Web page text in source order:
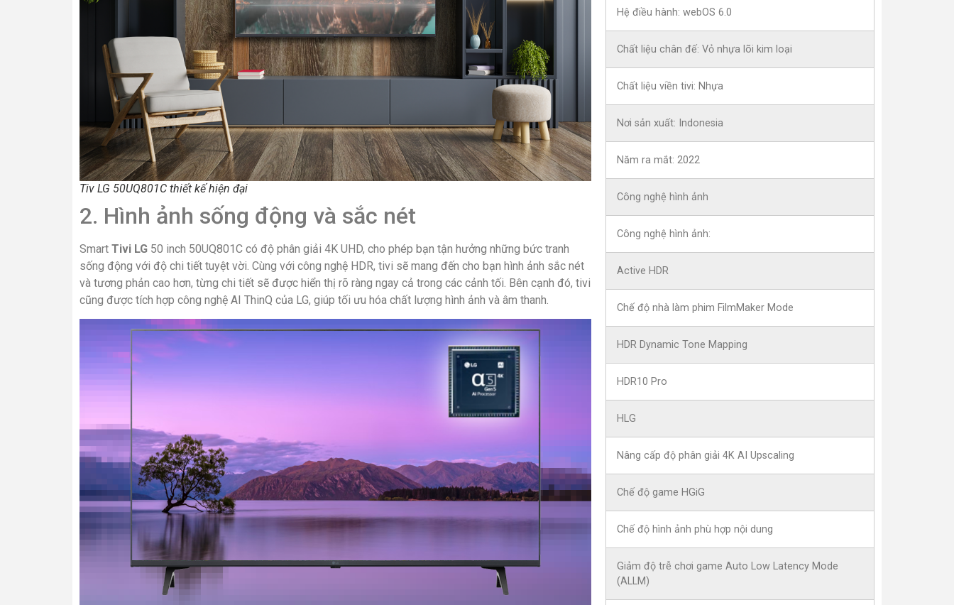
Tiv LG 50UQ801C thiết kế hiện đại
2. Hình ảnh sống động và sắc nét
Smart Tivi LG 50 inch 50UQ801C có độ phân giải 4K UHD, cho phép bạn tận hưởng những bức tranh
sống động với độ chi tiết tuyệt vời. Cùng với công nghệ HDR, tivi sẽ mang đến cho bạn hình ảnh sắc nét
và tương phản cao hơn, từng chi tiết sẽ được hiển thị rõ ràng ngay cả trong các cảnh tối. Bên cạnh đó, tivi
cũng được tích hợp công nghệ AI ThinQ của LG, giúp tối ưu hóa chất lượng hình ảnh và âm thanh.
Hệ điều hành: webOS 6.0
Chất liệu chân đế: Vỏ nhựa lõi kim loại
Chất liệu viền tivi: Nhựa
Nơi sản xuất: Indonesia
Năm ra mắt: 2022
Công nghệ hình ảnh
Công nghệ hình ảnh:
Active HDR
Chế độ nhà làm phim FilmMaker Mode
HDR Dynamic Tone Mapping
HDR10 Pro
HLG
Nâng cấp độ phân giải 4K AI Upscaling
Chế độ game HGiG
Chế độ hình ảnh phù hợp nội dung
Giảm độ trễ chơi game Auto Low Latency Mode
(ALLM)